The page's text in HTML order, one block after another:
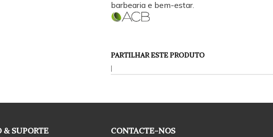
barbearia e bem-estar.
PARTILHAR ESTE PRODUTO
|
SUPORTE CONTACTE-NOS